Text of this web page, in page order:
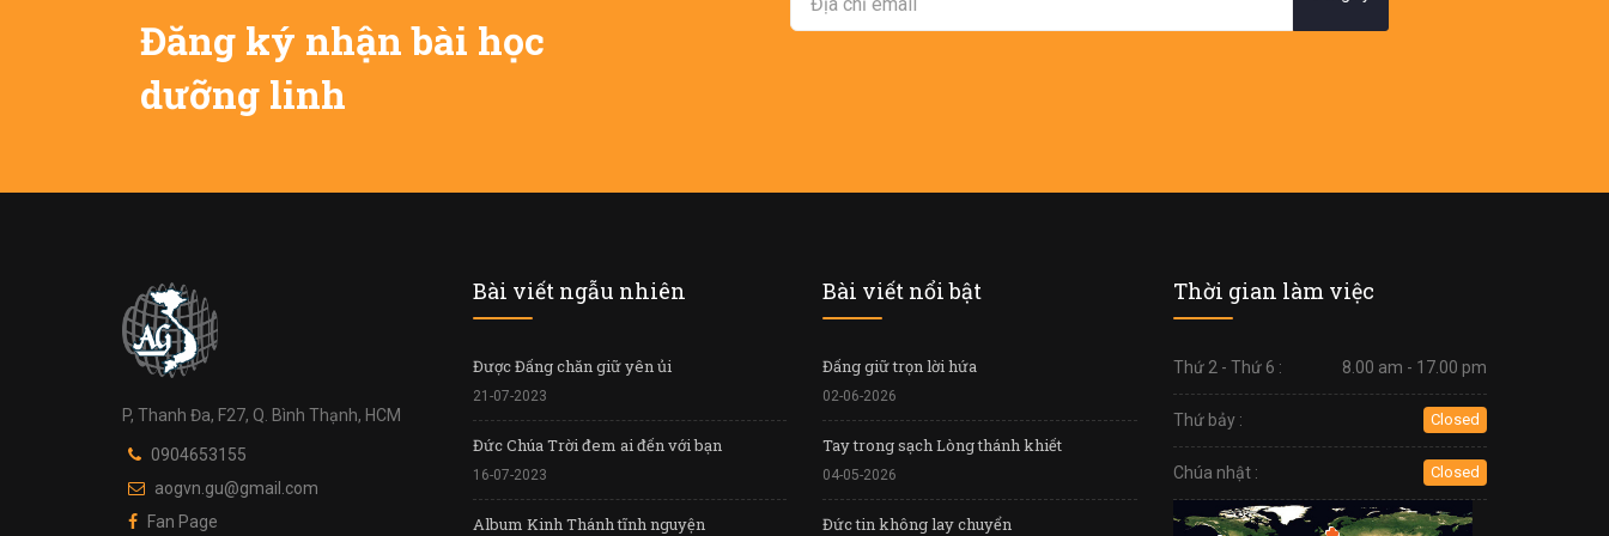
Đăng ký nhận bài học
dưỡng linh
P, Thanh Đa, F27, Q. Bình Thạnh, HCM
0904653155
aogvn.gu@gmail.com
Fan Page
Bài viết ngẫu nhiên
Được Đấng chăn giữ yên ủi
21-07-2023
Đức Chúa Trời đem ai đến với bạn
16-07-2023
Album Kinh Thánh tĩnh nguyện
Bài viết nổi bật
Đấng giữ trọn lời hứa
02-06-2026
Tay trong sạch Lòng thánh khiết
04-05-2026
Đức tin không lay chuyển
Thời gian làm việc
Thứ 2 - Thứ 6 : 8.00 am - 17.00 pm
Thứ bảy : Closed
Chúa nhật : Closed